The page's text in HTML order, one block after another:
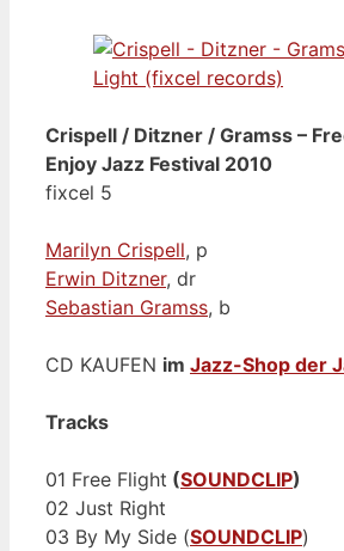
Crispell / Ditzner / Gramss –
Enjoy Jazz Festival 2010
fixcel 5
Marilyn Crispell, p
Erwin Ditzner, dr
Sebastian Gramss, b
CD KAUFEN im Jazz-Shop der
Tracks
01 Free Flight (SOUNDCLIP)
02 Just Right
03 By My Side (SOUNDCLIP)